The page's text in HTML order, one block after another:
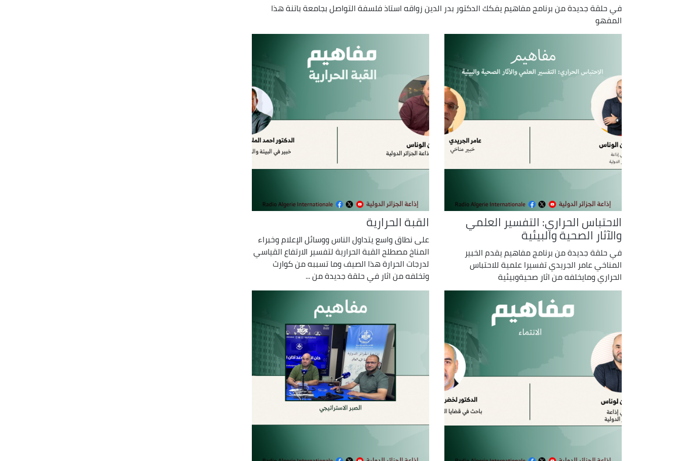
في حلقة جديدة من برنامج مفاهيم يفكك الدكتور بدر الدين زواقه استاذ فلسفة التواصل بجامعة باتنة هذا
المفهو
الاحتباس الحراري: التفسير العلمي
والآثار الصحية والبيئية
في حلقة جديدة من برنامج مفاهيم يقدم الخبير
المناخي عامر الجريدي تفسيرا علمية للاحتباس
الحراري ومايخلفه من اثار صحيةوبيئية
القبة الحرارية
على نطاق واسع يتداول الناس ووسائل الإعلام وخبراء
المناخ مصطلح القبة الحرارية لتفسير الارتفاع القياسي
لدرجات الحرارة هذا الصيف وما تسببه من كوارث
وتخلفه من اثار في حلقة جديدة من ...